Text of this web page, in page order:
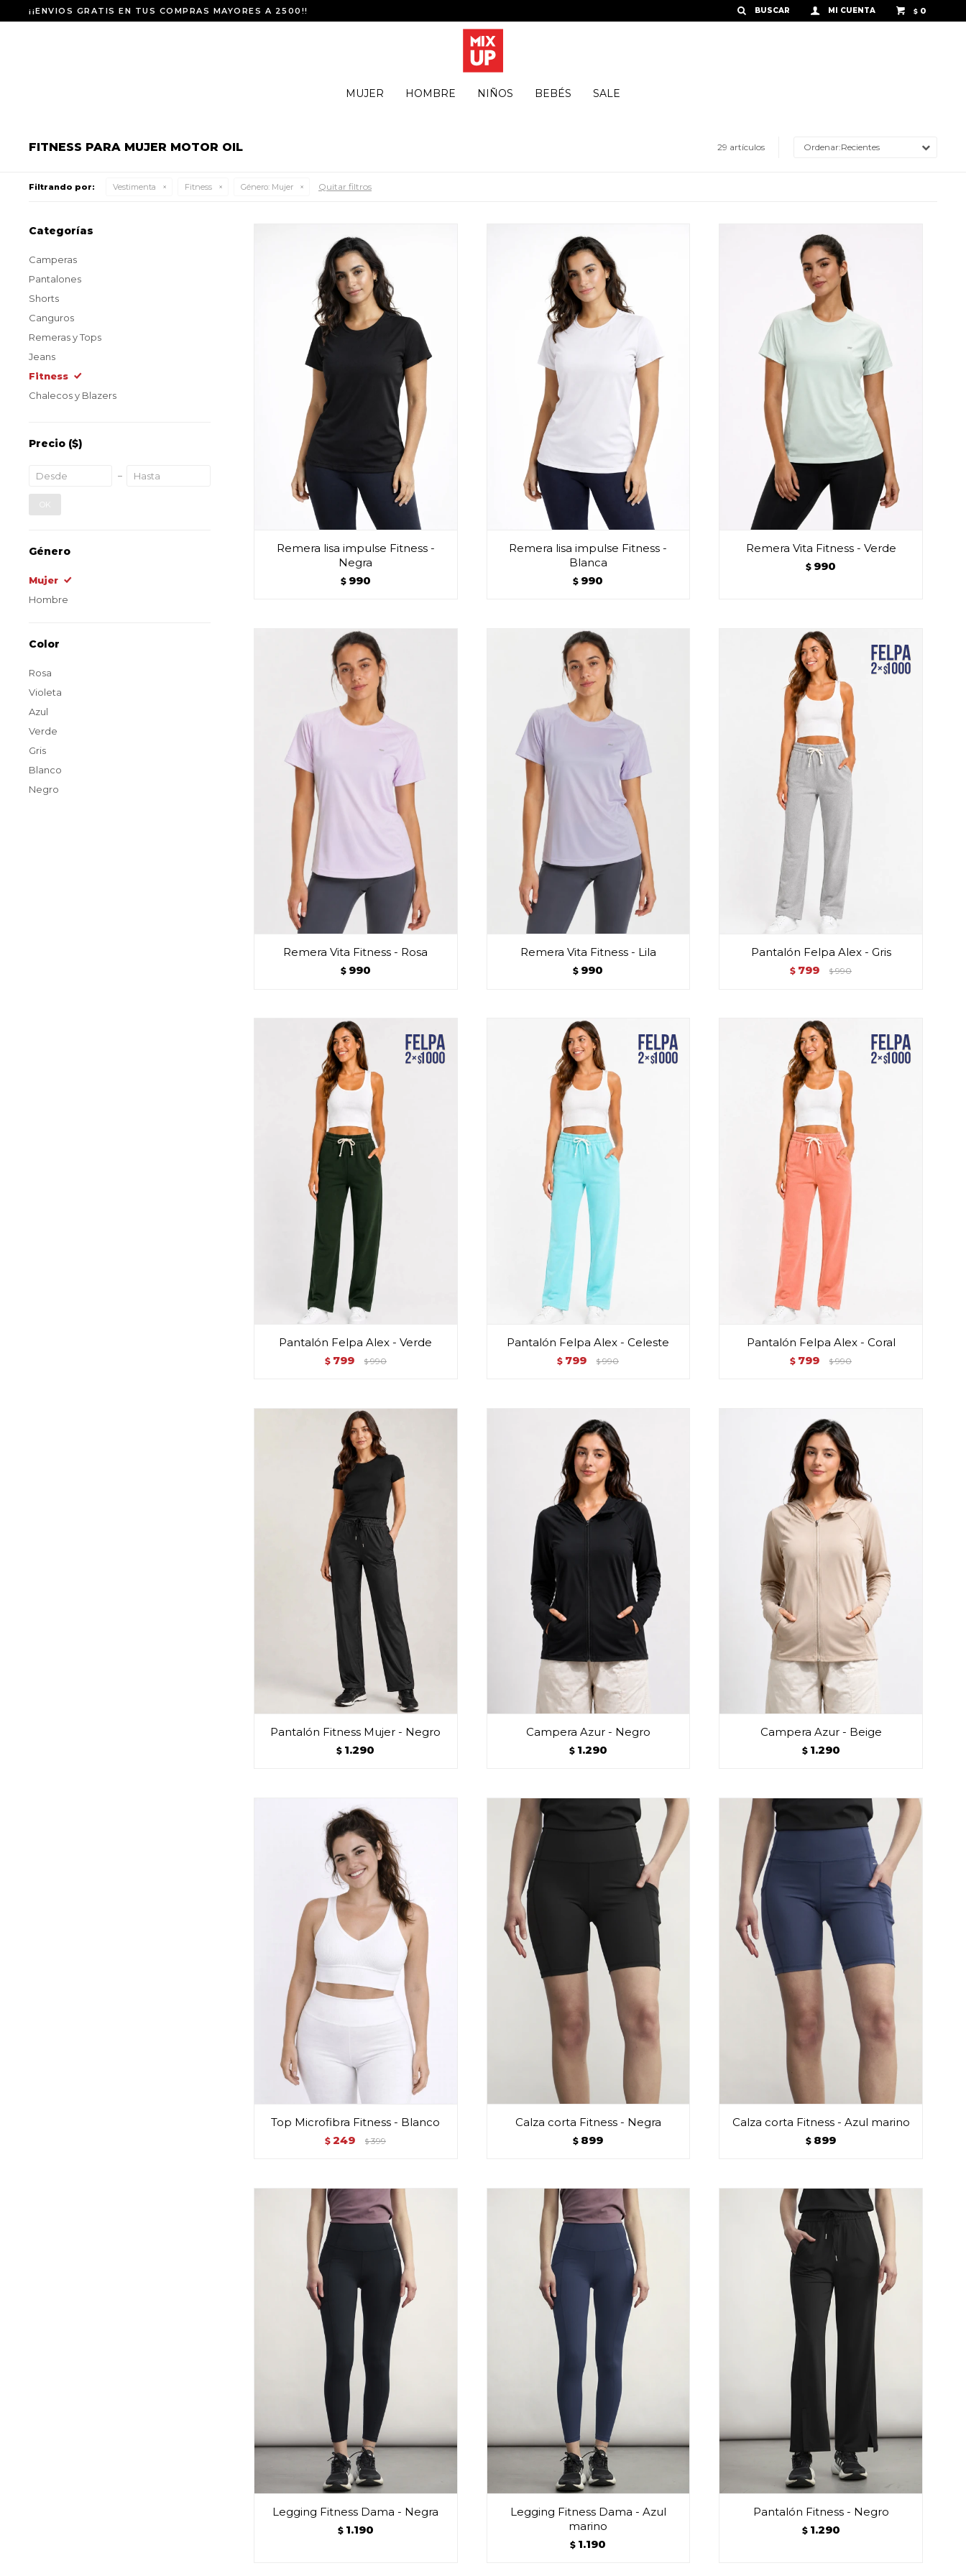
MUJER HOMBRE NIÑOS BEBÉS SALE
$ 0
¡¡ENVIOS GRATIS EN TUS COMPRAS MAYORES A 2500!!
FITNESS PARA MUJER MOTOR OIL 29 artículos Recientes
Filtrando por: Vestimenta Fitness Género: Mujer Quitar filtros
Remera lisa impulse Fitness -
Negra
$ 990
Remera lisa impulse Fitness -
Blanca
$ 990
Remera Vita Fitness - Verde
$ 990
Remera Vita Fitness - Rosa
$ 990
Remera Vita Fitness - Lila
$ 990
Pantalón Felpa Alex - Gris
$ 799 $ 990
Pantalón Felpa Alex - Verde
$ 799 $ 990
Pantalón Felpa Alex - Celeste
$ 799 $ 990
Pantalón Felpa Alex - Coral
$ 799 $ 990
Pantalón Fitness Mujer - Negro
$ 1.290
Campera Azur - Negro
$ 1.290
Campera Azur - Beige
$ 1.290
Top Microfibra Fitness - Blanco
$ 249 $ 399
Calza corta Fitness - Negra
$ 899
Calza corta Fitness - Azul marino
$ 899
Legging Fitness Dama - Negra
$ 1.190
Legging Fitness Dama - Azul
marino
$ 1.190
Pantalón Fitness - Negro
$ 1.290
Categorías
Camperas
Pantalones
Shorts
Canguros
Remeras y Tops
Jeans
Fitness
Chalecos y Blazers
Precio ($)
OK
Género
Mujer
Hombre
Color
Rosa
Violeta
Azul
Verde
Gris
Blanco
Negro